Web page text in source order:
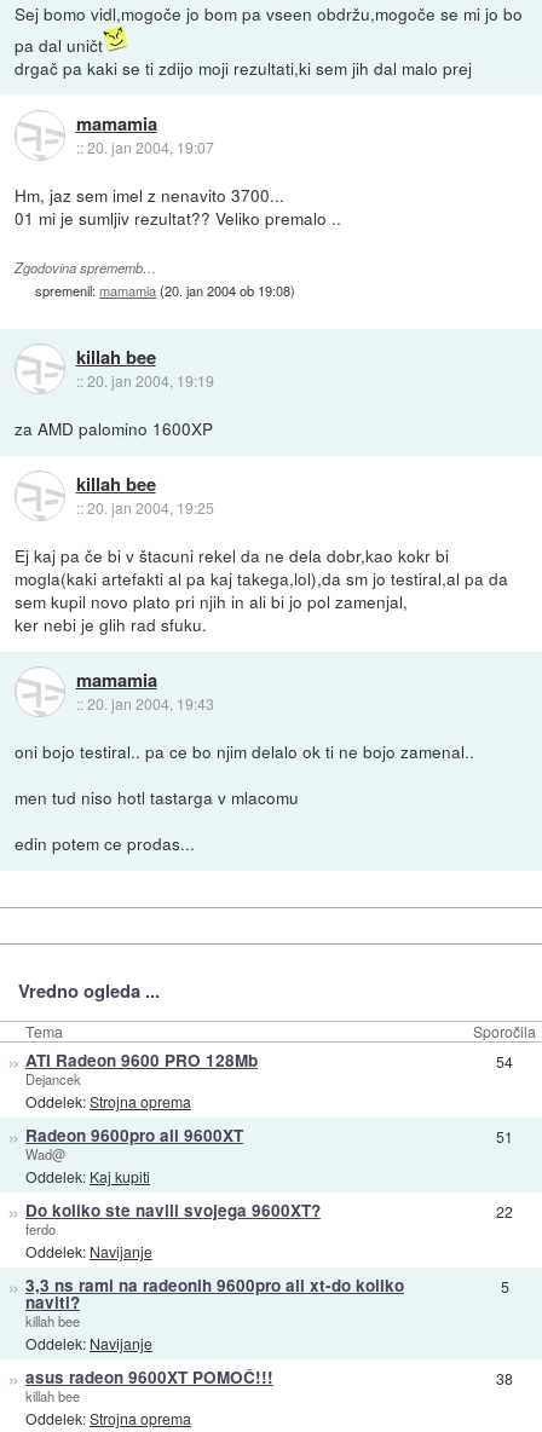
Sej bomo vidl,mogoče jo bom pa vseen obdržu,mogoče se mi jo bo
pa dal uničt
drgač pa kaki se ti zdijo moji rezultati,ki sem jih dal malo prej
mamamia
::20. jan 2004, 19:07
Hm, jaz sem imel z nenavito 3700...
01 mi je sumljiv rezultat?? Veliko premalo ..
Zgodovina sprememb…
spremenil:mamamia(20. jan 2004 ob 19:08)
killah bee
::20. jan 2004, 19:19
za AMD palomino 1600XP
killah bee
::20. jan 2004, 19:25
Ej kaj pa če bi v štacuni rekel da ne dela dobr,kao kokr bi
mogla(kaki artefakti al pa kaj takega,lol),da sm jo testiral,al pa da
sem kupil novo plato pri njih in ali bi jo pol zamenjal,
ker nebi je glih rad sfuku.
mamamia
::20. jan 2004, 19:43
oni bojo testiral.. pa ce bo njim delalo ok ti ne bojo zamenal..
men tud niso hotl tastarga v mlacomu
edin potem ce prodas...
Vredno ogleda ...
Tema Sporočila
» ATI Radeon 9600 PRO 128Mb
Dejancek
Oddelek:Strojna oprema
54
» Radeon 9600pro ali 9600XT
Wad@
Oddelek: Kaj kupiti
51
» Do koliko ste navili svojega 9600XT?
ferdo
Oddelek: Navijanje
22
» 3,3 ns rami na radeonih 9600pro ali xt-do koliko
naviti?
killah bee
Oddelek: Navijanje
5
» asus radeon 9600XT POMOČ!!!
killah bee
Oddelek:Strojna oprema
38